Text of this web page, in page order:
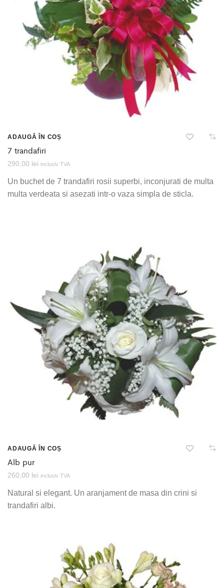
ADAUGĂ ÎN COȘ
7 trandafiri
290,00 lei inclusiv TVA
Un buchet de 7 trandafiri rosii superbi, inconjurati de multa
multa verdeata si asezati intr-o vaza simpla de sticla.
ADAUGĂ ÎN COȘ
Alb pur
260,00 lei inclusiv TVA
Natural si elegant. Un aranjament de masa din crini si
trandafiri albi.